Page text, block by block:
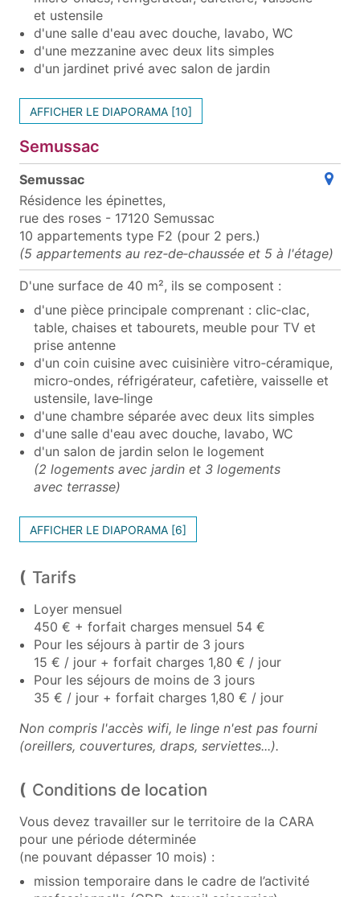
et ustensile
d'une salle d'eau avec douche, lavabo, WC
d'une mezzanine avec deux lits simples
d'un jardinet privé avec salon de jardin
AFFICHER LE DIAPORAMA [10]
Semussac
Semussac
Résidence les épinettes,
rue des roses - 17120 Semussac
10 appartements type F2 (pour 2 pers.)
(5 appartements au rez‑de‑chaussée et 5 à l'étage)
D'une surface de 40 m², ils se composent :
d'une pièce principale comprenant : clic‑clac,
table, chaises et tabourets, meuble pour TV et
prise antenne
d'un coin cuisine avec cuisinière vitro‑céramique,
micro‑ondes, réfrigérateur, cafetière, vaisselle et
ustensile, lave‑linge
d'une chambre séparée avec deux lits simples
d'une salle d'eau avec douche, lavabo, WC
d'un salon de jardin selon le logement
(2 logements avec jardin et 3 logements
avec terrasse)
AFFICHER LE DIAPORAMA [6]
Tarifs
Loyer mensuel
450 € + forfait charges mensuel 54 €
Pour les séjours à partir de 3 jours
15 € / jour + forfait charges 1,80 € / jour
Pour les séjours de moins de 3 jours
35 € / jour + forfait charges 1,80 € / jour
Non compris l'accès wifi, le linge n'est pas fourni
(oreillers, couvertures, draps, serviettes...).
Conditions de location
Vous devez travailler sur le territoire de la CARA
pour une période déterminée
(ne pouvant dépasser 10 mois) :
mission temporaire dans le cadre de l’activité